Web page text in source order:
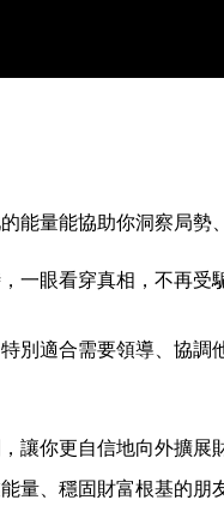
量能協助你洞察局勢
眼看穿真相，不再受
別適合需要領導、協
你更自信地向外擴展
量、穩固財富根基的